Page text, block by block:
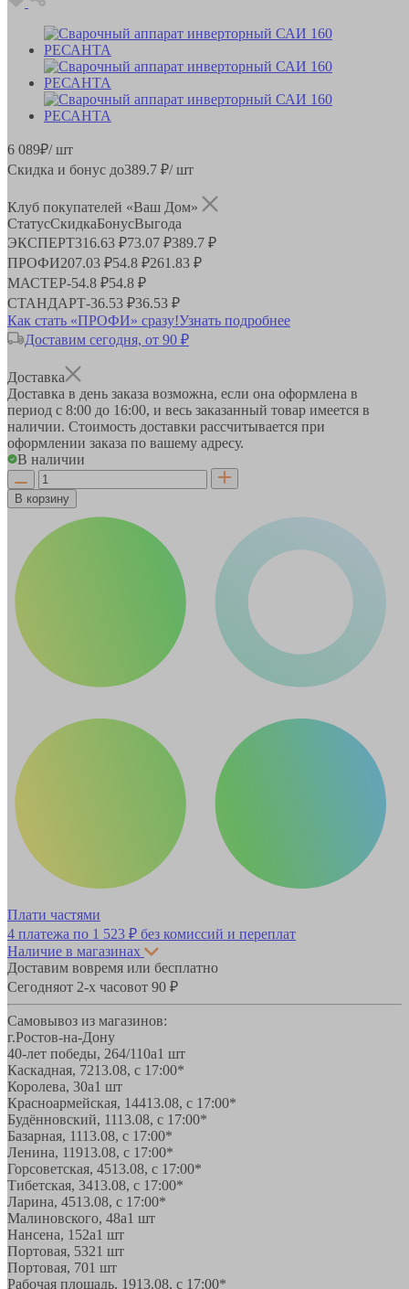
6 089₽/ шт
Скидка и бонус до389.7 ₽/ шт
Клуб покупателей «Ваш Дом»
СтатусСкидкаБонусВыгода
ЭКСПЕРТ316.63 ₽73.07 ₽389.7 ₽
ПРОФИ207.03 ₽54.8 ₽261.83 ₽
МАСТЕР-54.8 ₽54.8 ₽
СТАНДАРТ-36.53 ₽36.53 ₽
Как стать «ПРОФИ» сразу!Узнать подробнее
Доставим сегодня, от 90 ₽
Доставка
Доставка в день заказа возможна, если она оформлена в
период с 8:00 до 16:00, и весь заказанный товар имеется в
наличии. Стоимость доставки рассчитывается при
оформлении заказа по вашему адресу.
В наличии
В корзину
Плати частями
4 платежа по 1 523 ₽ без комиссий и переплат
Наличие в магазинах
Доставим вовремя или бесплатно
Сегодняот 2-х часовот 90 ₽
Самовывоз из магазинов:
г.Ростов-на-Дону
40-лет победы, 264/110а1 шт
Каскадная, 7213.08, с 17:00*
Королева, 30а1 шт
Красноармейская, 14413.08, с 17:00*
Будённовский, 1113.08, с 17:00*
Базарная, 1113.08, с 17:00*
Ленина, 11913.08, с 17:00*
Горсоветская, 4513.08, с 17:00*
Тибетская, 3413.08, с 17:00*
Ларина, 4513.08, с 17:00*
Малиновского, 48а1 шт
Нансена, 152а1 шт
Портовая, 5321 шт
Портовая, 701 шт
Рабочая площадь, 1913.08, с 17:00*